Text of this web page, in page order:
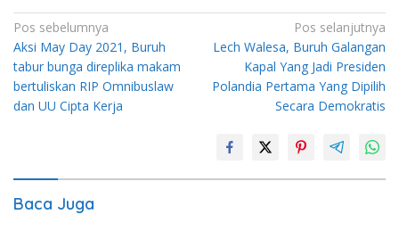
Navigasi
pos
Pos sebelumnya
Aksi May Day 2021, Buruh
tabur bunga direplika makam
bertuliskan RIP Omnibuslaw
dan UU Cipta Kerja
Pos selanjutnya
Lech Walesa, Buruh Galangan
Kapal Yang Jadi Presiden
Polandia Pertama Yang Dipilih
Secara Demokratis
Baca Juga